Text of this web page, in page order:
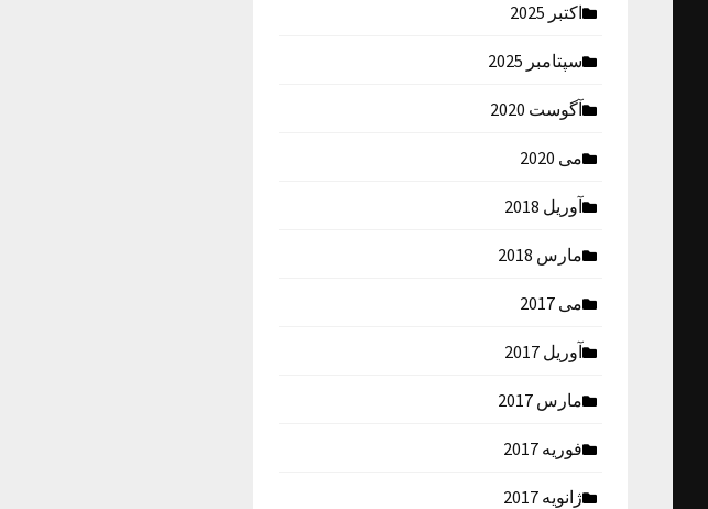
اکتبر 2025
سپتامبر 2025
آگوست 2020
می 2020
آوریل 2018
مارس 2018
می 2017
آوریل 2017
مارس 2017
فوریه 2017
ژانویه 2017